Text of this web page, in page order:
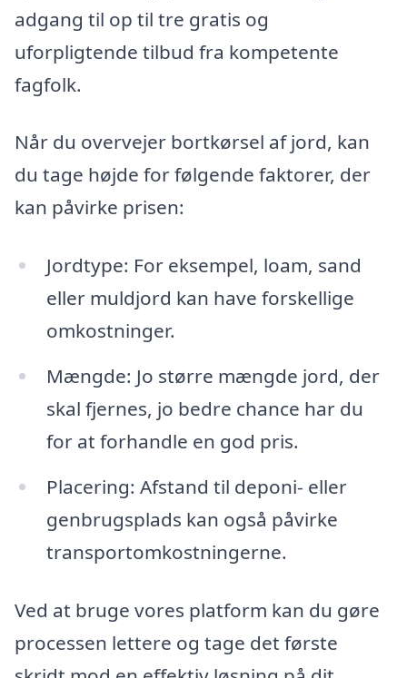
adgang til op til tre gratis og
uforpligtende tilbud fra kompetente
fagfolk.
Når du overvejer bortkørsel af jord, kan
du tage højde for følgende faktorer, der
kan påvirke prisen:
Jordtype: For eksempel, loam, sand
eller muldjord kan have forskellige
omkostninger.
Mængde: Jo større mængde jord, der
skal fjernes, jo bedre chance har du
for at forhandle en god pris.
Placering: Afstand til deponi- eller
genbrugsplads kan også påvirke
transportomkostningerne.
Ved at bruge vores platform kan du gøre
processen lettere og tage det første